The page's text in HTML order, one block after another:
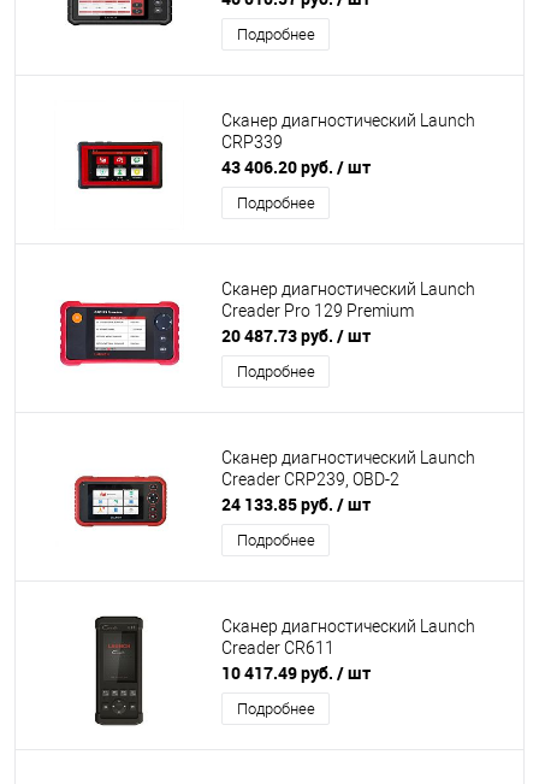
Подробнее
Сканер диагностический Launch
CRP339
43 406.20 руб. / шт
Подробнее
Сканер диагностический Launch
Creader Pro 129 Premium
20 487.73 руб. / шт
Подробнее
Сканер диагностический Launch
Creader CRP239, OBD-2
24 133.85 руб. / шт
Подробнее
Сканер диагностический Launch
Creader CR611
10 417.49 руб. / шт
Подробнее